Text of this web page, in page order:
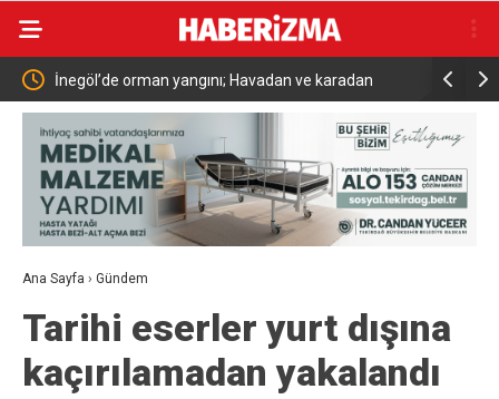
İnegöl’de orman yangını; Havadan ve karadan
müdahale başlatıldı
Bakan
696’ya
Ana Sayfa › Gündem
Tarihi eserler yurt dışına
kaçırılamadan yakalandı